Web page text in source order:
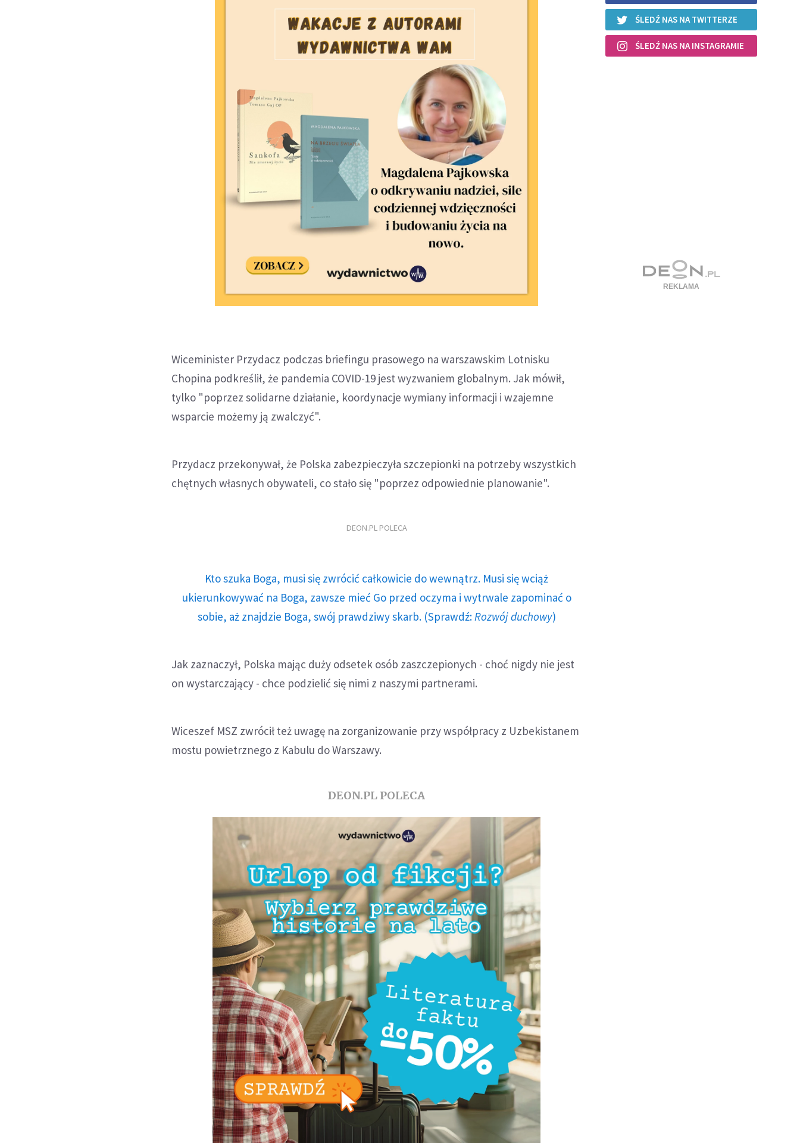
Wiceminister Przydacz podczas briefingu prasowego na warszawskim Lotnisku
Chopina podkreślił, że pandemia COVID-19 jest wyzwaniem globalnym. Jak mówił,
tylko "poprzez solidarne działanie, koordynacje wymiany informacji i wzajemne
wsparcie możemy ją zwalczyć".
Przydacz przekonywał, że Polska zabezpieczyła szczepionki na potrzeby wszystkich
chętnych własnych obywateli, co stało się "poprzez odpowiednie planowanie".
DEON.PL POLECA
Kto szuka Boga, musi się zwrócić całkowicie do wewnątrz. Musi się wciąż
ukierunkowywać na Boga, zawsze mieć Go przed oczyma i wytrwale zapominać o
sobie, aż znajdzie Boga, swój prawdziwy skarb. (Sprawdź:Rozwój duchowy)
Jak zaznaczył, Polska mając duży odsetek osób zaszczepionych - choć nigdy nie jest
on wystarczający - chce podzielić się nimi z naszymi partnerami.
Wiceszef MSZ zwrócił też uwagę na zorganizowanie przy współpracy z Uzbekistanem
mostu powietrznego z Kabulu do Warszawy.
DEON.PL POLECA
ŚLEDŹ NAS NA TWITTERZE
ŚLEDŹ NAS NA INSTAGRAMIE